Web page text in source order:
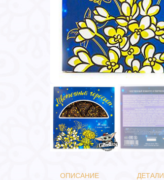
ОПИСАНИЕ ДЕТАЛИ